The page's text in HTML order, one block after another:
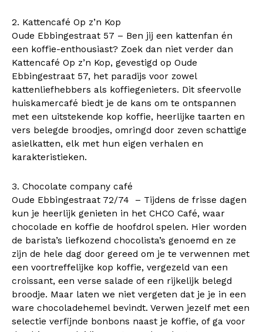
2. Kattencafé Op z’n Kop
Oude Ebbingestraat 57 – Ben jij een kattenfan én
een koffie-enthousiast? Zoek dan niet verder dan
Kattencafé Op z’n Kop, gevestigd op Oude
Ebbingestraat 57, het paradijs voor zowel
kattenliefhebbers als koffiegenieters. Dit sfeervolle
huiskamercafé biedt je de kans om te ontspannen
met een uitstekende kop koffie, heerlijke taarten en
vers belegde broodjes, omringd door zeven schattige
asielkatten, elk met hun eigen verhalen en
karakteristieken.
3. Chocolate company café
Oude Ebbingestraat 72/74 – Tijdens de frisse dagen
kun je heerlijk genieten in het CHCO Café, waar
chocolade en koffie de hoofdrol spelen. Hier worden
de barista’s liefkozend chocolista’s genoemd en ze
zijn de hele dag door gereed om je te verwennen met
een voortreffelijke kop koffie, vergezeld van een
croissant, een verse salade of een rijkelijk belegd
broodje. Maar laten we niet vergeten dat je je in een
ware chocoladehemel bevindt. Verwen jezelf met een
selectie verfijnde bonbons naast je koffie, of ga voor